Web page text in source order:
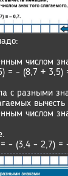
числом
= – (8,7 + 3,5)
с разными
числом
– (3,4 – 2,7) =